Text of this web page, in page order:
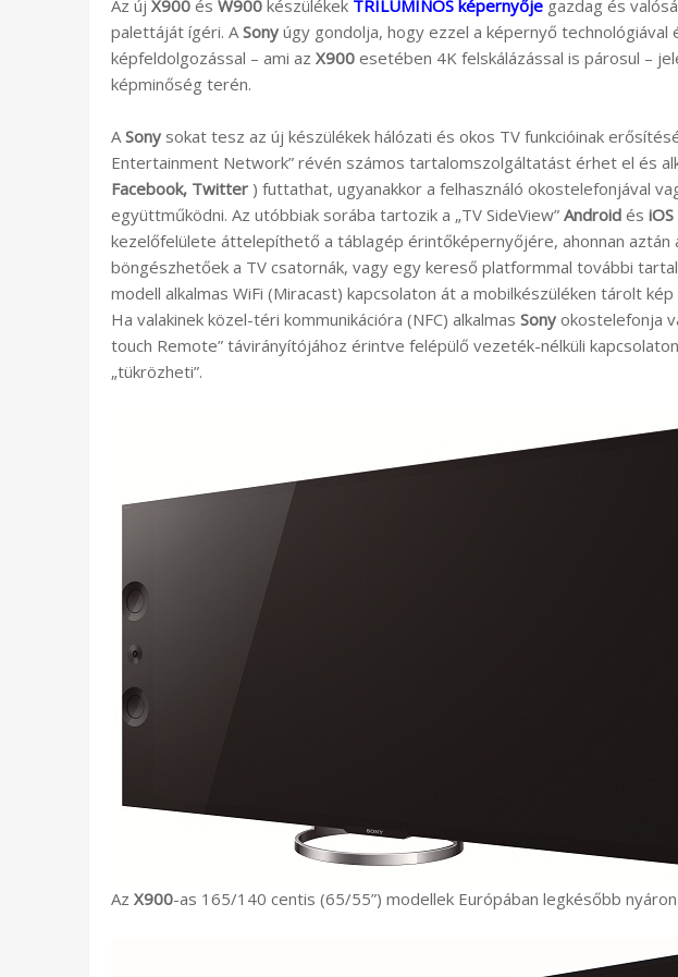
Az új X900 és W900 készülékek TRILUMINOS képernyője gazdag és
palettáját ígéri. A Sony úgy gondolja, hogy ezzel a képernyő technológiával
képfeldolgozással – ami az X900 esetében 4K felskálázással is párosul –
képminőség terén.
A Sony sokat tesz az új készülékek hálózati és okos TV funkcióinak
Entertainment Network” révén számos tartalomszolgáltatást érhet el és
Facebook, Twitter ) futtathat, ugyanakkor a felhasználó okostelefonjával
együttműködni. Az utóbbiak sorába tartozik a „TV SideView” Android és iOS
kezelőfelülete áttelepíthető a táblagép érintőképernyőjére, ahonnan aztán
böngészhetőek a TV csatornák, vagy egy kereső platformmal további
modell alkalmas WiFi (Miracast) kapcsolaton át a mobilkészüléken tárolt
Ha valakinek közel-téri kommunikációra (NFC) alkalmas Sony okostelefonja
touch Remote” távirányítójához érintve felépülő vezeték-nélküli
„tükrözheti”.
Az X900-as 165/140 centis (65/55”) modellek Európában legkésőbb